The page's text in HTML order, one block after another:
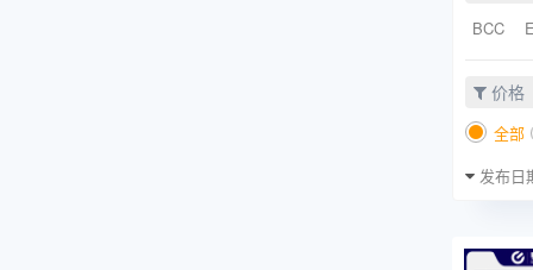
BCC
价格
全部
发布日